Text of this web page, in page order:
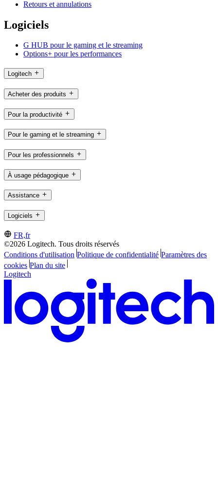
Retours et annulations
Logiciels
G HUB pour le gaming et le streaming
Options+ pour les performances
Logitech
Acheter des produits
Pour la productivité
Pour le gaming et le streaming
Pour les professionnels
À usage pédagogique
Assistance
Logiciels
FR,fr
©2026 Logitech. Tous droits réservés
Conditions d'utilisation Politique de confidentialité Paramètres des
cookies Plan du site
Logitech